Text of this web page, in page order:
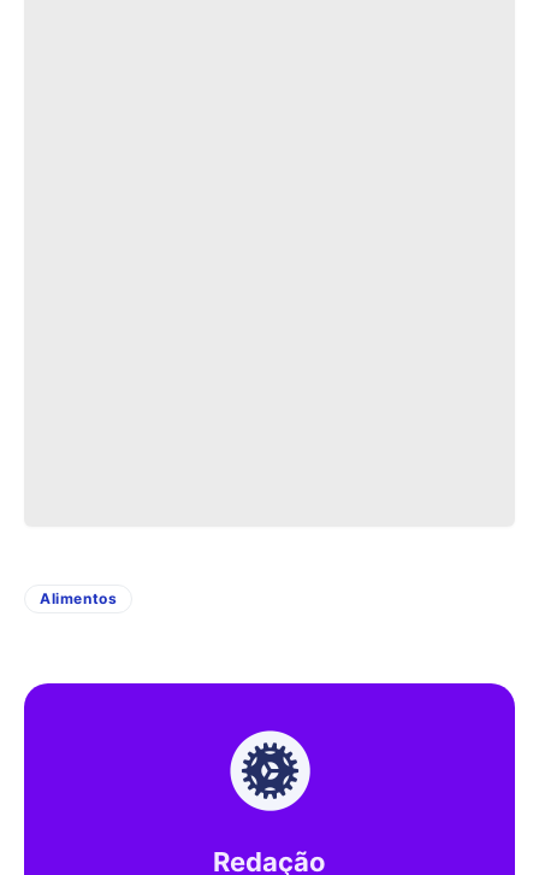
Alimentos
Redação